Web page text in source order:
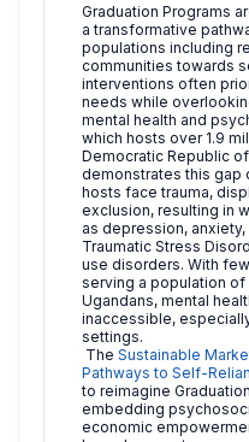
Graduation Programs
a transformative
populations including
communities towards
interventions often
needs while
mental health and
which hosts over 1.9
Democratic Republic
demonstrates this gap
hosts face trauma,
exclusion, resulting in
as depression, anxiety,
Traumatic Stress
use disorders. With
serving a population
Ugandans, mental
inaccessible,
settings.
The Sustainable
Pathways to Self-
to reimagine
embedding
economic